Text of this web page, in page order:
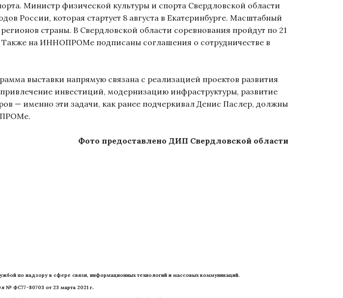
Министр физической культуры и спорта Свердловской области
России, которая стартует 8 августа в Екатеринбурге. Масштабный
страны. В Свердловской области соревнования пройдут по 21
Также на ИННОПРОМе подписаны соглашения о сотрудничестве в
выставки напрямую связана с реализацией проектов развития
инвестиций, модернизацию инфраструктуры, развитие
— именно эти задачи, как ранее подчеркивал Денис Паслер, должны
Фото предоставлено ДИП Свердловской области
по надзору в сфере связи, информационных технологий и массовых коммуникаций.
№ ФС77-80703 от 23 марта 2021 г.